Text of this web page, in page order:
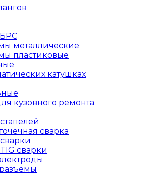
металлические
пластиковые
катушках
кузовного ремонта
сварка
сварки